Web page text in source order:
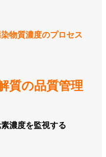
物質濃度のプロセス
質の品質管理
濃度を監視する